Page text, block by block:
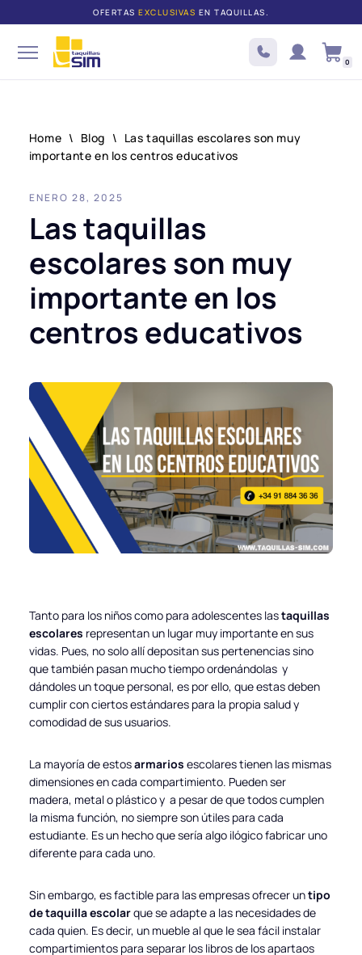
Saltar
al
OFERTAS EXCLUSIVAS EN TAQUILLAS.
0
Home \ Blog \ Las taquillas escolares son muy
importante en los centros educativos
Las taquillas
escolares son muy
importante en los
centros educativos
ENERO 28, 2025
Tanto para los niños como para adolescentes lastaquillas
escolares representan un lugar muy importante en sus
vidas. Pues, no solo allí depositan sus pertenencias sino
que también pasan mucho tiempo ordenándolas y
dándoles un toque personal, es por ello, que estas deben
cumplir con ciertos estándares para la propia salud y
comodidad de sus usuarios.
La mayoría de estosarmarios escolares tienen las mismas
dimensiones en cada compartimiento. Pueden ser
madera, metal o plástico y a pesar de que todos cumplen
la misma función, no siempre son útiles para cada
estudiante. Es un hecho que sería algo ilógico fabricar uno
diferente para cada uno.
Sin embargo, es factible para las empresas ofrecer untipo
de taquillaescolarque se adapte a las necesidades de
cada quien. Es decir, un mueble al que le sea fácil instalar
compartimientos para separar los libros de los apartaos